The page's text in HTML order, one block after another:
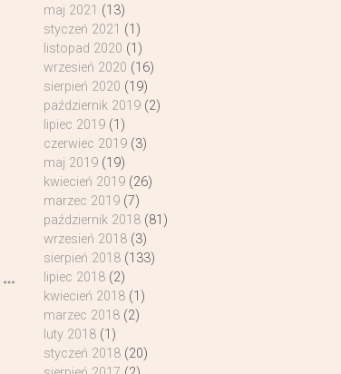
maj 2021 (13)
styczeń 2021 (1)
listopad 2020 (1)
wrzesień 2020 (16)
sierpień 2020 (19)
październik 2019(2)
lipiec 2019(1)
czerwiec 2019(3)
maj 2019(19)
kwiecień 2019(26)
marzec 2019(7)
październik 2018(81)
wrzesień 2018(3)
sierpień 2018(133)
lipiec 2018(2)
kwiecień 2018(1)
marzec 2018(2)
luty 2018(1)
styczeń 2018(20)